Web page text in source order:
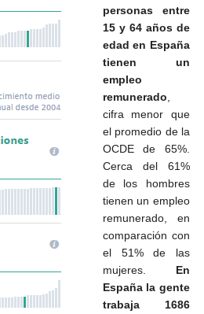
personas entre
15 y 64 años de
edad en España
tienen un
empleo
remunerado
cifra menor que
el promedio de la
OCDE de 65%.
Cerca del 61%
de los hombres
tienen un empleo
remunerado, en
comparación con
el 51% de las
mujeres. En
España la gente
trabaja 1686